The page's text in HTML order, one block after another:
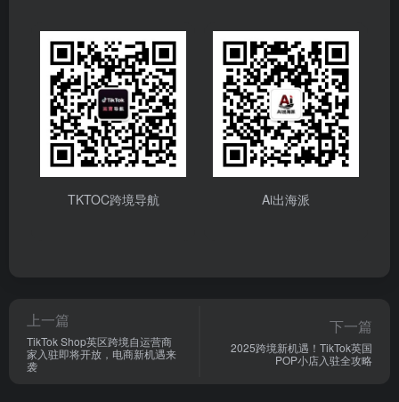
TKTOC跨境导航 Ai出海派
上一篇
TikTok Shop英区跨境自运营商
家入驻即将开放，电商新机遇来
袭
下一篇
2025跨境新机遇！TikTok英国
POP小店入驻全攻略